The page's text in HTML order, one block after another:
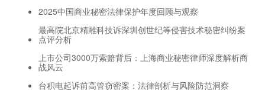
2025中国商业秘密法律保护年度回顾与观察
最高院北京精雕科技诉深圳创世纪等侵害技术秘密纠纷案
点评分析
上市公司3000万索赔背后：上海商业秘密律师深度解析商
战风云
台积电起诉前高管窃密案：法律剖析与风险防范洞察